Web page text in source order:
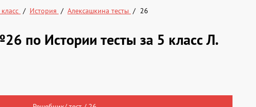
История Алексашкина тесты 26
по Истории тесты за 5 класс Л.